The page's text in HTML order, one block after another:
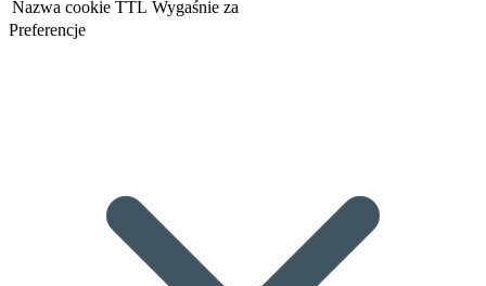
Nazwa cookie TTL Wygaśnie za
Preferencje